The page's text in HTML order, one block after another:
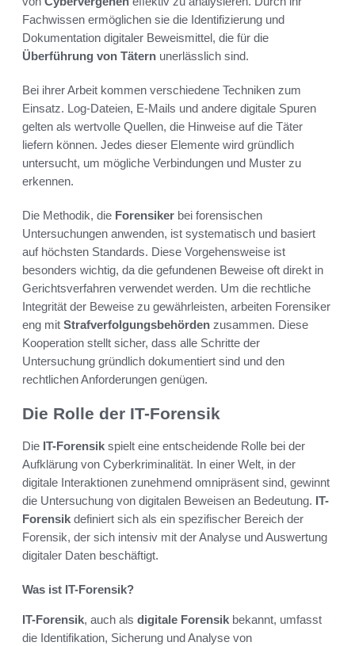
Fachwissen ermöglichen sie die Identifizierung und
Dokumentation digitaler Beweismittel, die für die
Überführung von Tätern unerlässlich sind.
Bei ihrer Arbeit kommen verschiedene Techniken zum
Einsatz. Log-Dateien, E-Mails und andere digitale Spuren
gelten als wertvolle Quellen, die Hinweise auf die Täter
liefern können. Jedes dieser Elemente wird gründlich
untersucht, um mögliche Verbindungen und Muster zu
erkennen.
Die Methodik, die Forensiker bei forensischen
Untersuchungen anwenden, ist systematisch und basiert
auf höchsten Standards. Diese Vorgehensweise ist
besonders wichtig, da die gefundenen Beweise oft direkt in
Gerichtsverfahren verwendet werden. Um die rechtliche
Integrität der Beweise zu gewährleisten, arbeiten Forensiker
eng mit Strafverfolgungsbehörden zusammen. Diese
Kooperation stellt sicher, dass alle Schritte der
Untersuchung gründlich dokumentiert sind und den
rechtlichen Anforderungen genügen.
Die Rolle der IT-Forensik
Die IT-Forensik spielt eine entscheidende Rolle bei der
Aufklärung von Cyberkriminalität. In einer Welt, in der
digitale Interaktionen zunehmend omnipräsent sind, gewinnt
die Untersuchung von digitalen Beweisen an Bedeutung. IT-
Forensik definiert sich als ein spezifischer Bereich der
Forensik, der sich intensiv mit der Analyse und Auswertung
digitaler Daten beschäftigt.
Was ist IT-Forensik?
IT-Forensik, auch als digitale Forensik bekannt, umfasst
die Identifikation, Sicherung und Analyse von